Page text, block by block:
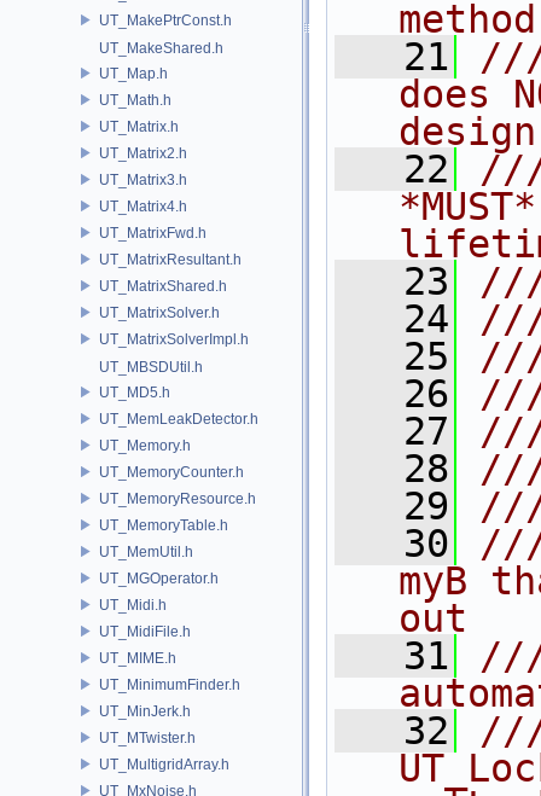
UT_MakePtrConst.h
UT_MakeShared.h
UT_Map.h
UT_Math.h
UT_Matrix.h
UT_Matrix2.h
UT_Matrix3.h
UT_Matrix4.h
UT_MatrixFwd.h
UT_MatrixResultant.h
UT_MatrixShared.h
UT_MatrixSolver.h
UT_MatrixSolverImpl.h
UT_MBSDUtil.h
UT_MD5.h
UT_MemLeakDetector.h
UT_Memory.h
UT_MemoryCounter.h
UT_MemoryResource.h
UT_MemoryTable.h
UT_MemUtil.h
UT_MGOperator.h
UT_Midi.h
UT_MidiFile.h
UT_MIME.h
UT_MinimumFinder.h
UT_MinJerk.h
UT_MTwister.h
UT_MultigridArray.h
UT_MxNoise.h
   21
///
does
   22
///
   23
   24
   25
///
   26
///
   27
///
   28
///
   29
   30
myB
out
   31
   32